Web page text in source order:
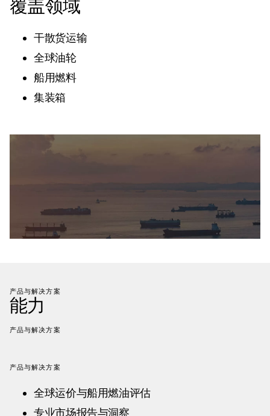
覆盖领域
干散货运输
全球油轮
船用燃料
集装箱
产品与解决方案
能力
产品与解决方案
产品与解决方案
全球运价与船用燃油评估
专业市场报告与洞察